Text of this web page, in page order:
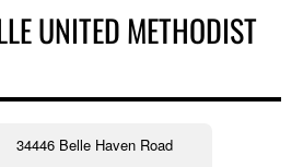
UNITED METHODIST
34446 Belle Haven Road